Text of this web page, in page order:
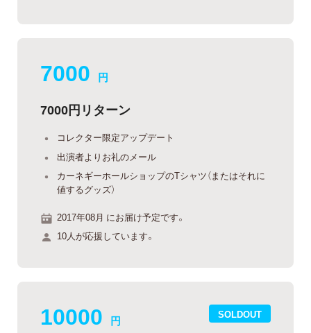
7000 円
7000円リターン
コレクター限定アップデート
出演者よりお礼のメール
カーネギーホールショップのTシャツ（またはそれに
値するグッズ）
2017年08月 にお届け予定です。
10人が応援しています。
SOLDOUT
10000 円